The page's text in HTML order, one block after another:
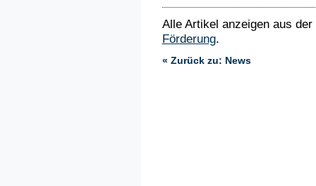
Alle Artikel anzeigen aus
Förderung.
« Zurück zu: News